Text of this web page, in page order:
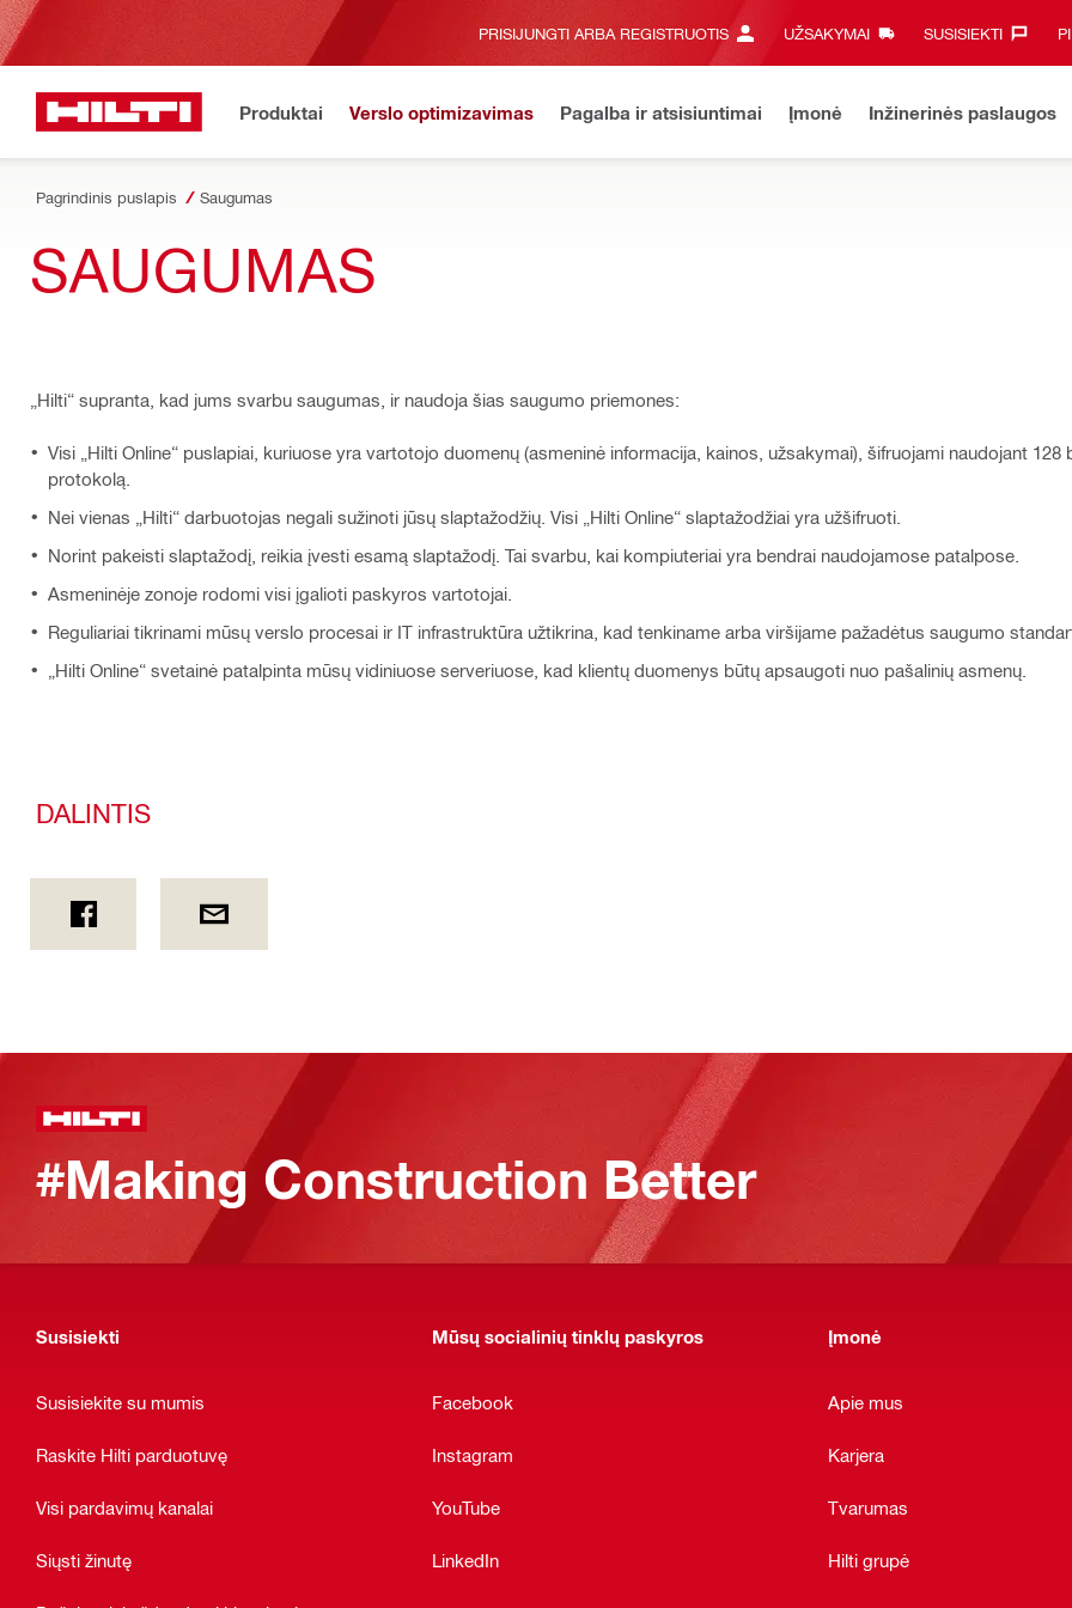
PRISIJUNGTI ARBA REGISTRUOTIS UŽSAKYMAI SUSISIEKTI‎
Produktai Verslo optimizavimas Pagalba ir atsisiuntimai Įmonė Inžinerinės paslaugos
Pagrindinis puslapis Saugumas
SAUGUMAS
„Hilti“ supranta, kad jums svarbu saugumas, ir naudoja šias saugumo priemones:
Visi „Hilti Online“ puslapiai, kuriuose yra vartotojo duomenų (asmeninė informacija, kainos, užsakymai), šifruojami naudojant 128
protokolą.
Nei vienas „Hilti“ darbuotojas negali sužinoti jūsų slaptažodžių. Visi „Hilti Online“ slaptažodžiai yra užšifruoti.
Norint pakeisti slaptažodį, reikia įvesti esamą slaptažodį. Tai svarbu, kai kompiuteriai yra bendrai naudojamose patalpose.
Asmeninėje zonoje rodomi visi įgalioti paskyros vartotojai.
Reguliariai tikrinami mūsų verslo procesai ir IT infrastruktūra užtikrina, kad tenkiname arba viršijame pažadėtus saugumo
„Hilti Online“ svetainė patalpinta mūsų vidiniuose serveriuose, kad klientų duomenys būtų apsaugoti nuo pašalinių asmenų.
DALINTIS
#Making Construction Better
Susisiekti
Susisiekite su mumis
Raskite Hilti parduotuvę
Visi pardavimų kanalai
Siųsti žinutę
Mūsų socialinių tinklų paskyros
Facebook
Instagram
YouTube
LinkedIn
Įmonė
Apie mus
Karjera
Tvarumas
Hilti grupė